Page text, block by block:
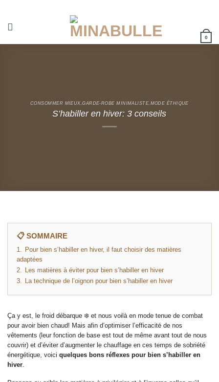
contenu
0
CONSOMMER MIEUX,GARDE-ROBE MINIMALISTE, MODE ÉTHIQUE
S’habiller en hiver: 3 conseils
📋 SOMMAIRE
1. Pour bien s’habiller en hiver, il faut choisir des matières
adaptées
2. Les matières à éviter pour bien s’habiller en hiver
3. La technique de l’oignon pour bien s’habiller en hiver
Ça y est, le froid débarque ❄️ et nous voilà en mode tenue de combat
pour avoir bien chaud! Mais afin d’optimiser l’efficacité de nos
vêtements (leur fonction de base est tout de même avant tout de nous
couvrir) et d’éviter d’augmenter le chauffage en ces temps de sobriété
énergétique, voici quelques bons réflexes pour bien s’habiller en
hiver.